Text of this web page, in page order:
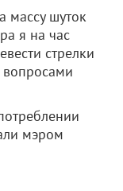
массу шуток
я на час
стрелки
мэром